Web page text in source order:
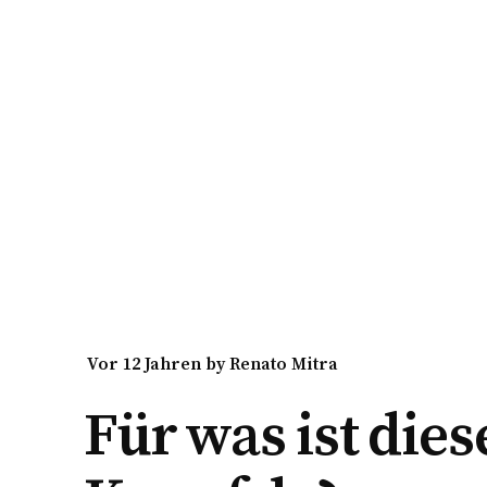
vor 12 Jahren byRenato Mitra
Für was ist